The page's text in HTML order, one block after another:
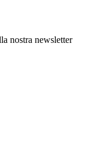
nostra newsletter